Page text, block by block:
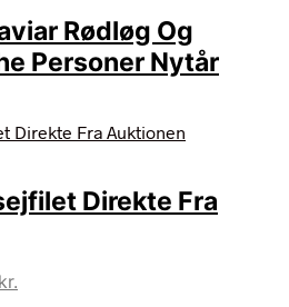
Rødløg Og
Personer Nytår
Direkte Fra
kr.